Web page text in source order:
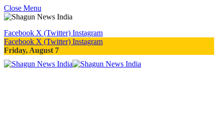
Close Menu
Facebook X (Twitter) Instagram
Facebook X (Twitter) Instagram
Friday, August 7